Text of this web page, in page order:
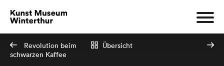
Revolution beim
schwarzen Kaffee
Übersicht